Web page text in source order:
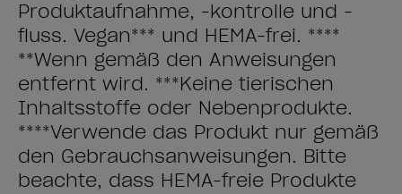
Produktaufnahme, -kontrolle und -
fluss. Vegan*** und HEMA-frei. ****
**Wenn gemäß den Anweisungen
entfernt wird. ***Keine tierischen
Inhaltsstoffe oder Nebenprodukte.
****Verwende das Produkt nur gemäß
den Gebrauchsanweisungen. Bitte
beachte, dass HEMA-freie Produkte